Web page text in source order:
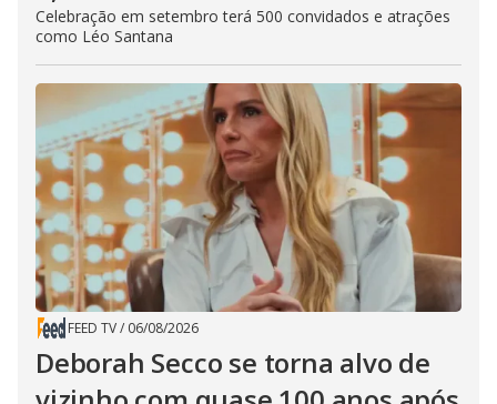
Celebração em setembro terá 500 convidados e atrações
como Léo Santana
FEED TV/ 06/08/2026
Deborah Secco se torna alvo de